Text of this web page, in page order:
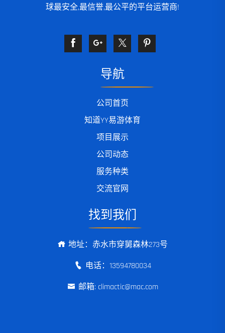
球最安全,最信誉,最公平的平台运营商!
导航
公司首页
知道YY易游体育
项目展示
公司动态
服务种类
交流官网
找到我们
地址：赤水市穿舅森林273号
电话：13594780034
邮箱: climactic@mac.com